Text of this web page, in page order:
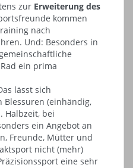
zur Erweiterung des
kommen
nach
Und: Besonders in
ein prima
lässt sich
Blessuren (einhändig,
Halbzeit, bei
ein Angebot an
Freunde, Mütter und
nicht (mehr)
eine sehr